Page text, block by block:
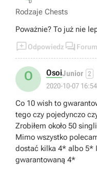
Rodzaje Chests
Poważnie? To już nie
Odpowiedz  Forum
O OsoiJunior 2
2020-10-07 16:54
Co 10 wish to
tego czy pojedynczo
Zrobiłem około 50
Mimo wszystko
dostać kilka 4* albo 5*
gwarantowaną 4*